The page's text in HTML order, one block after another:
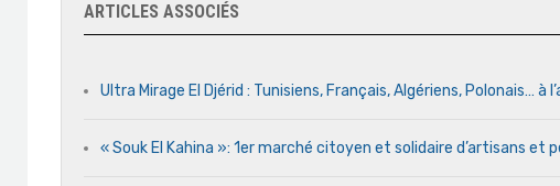
ARTICLES ASSOCIÉS
Ultra Mirage El Djérid : Tunisiens, Français, Algériens, Polonais… à
« Souk El Kahina »: 1er marché citoyen et solidaire d’artisans et